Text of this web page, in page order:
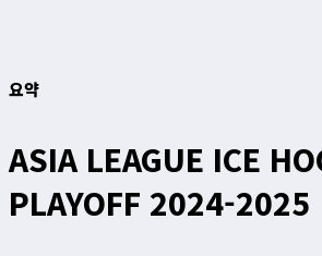
요약
ASIA LEAGUE ICE
PLAYOFF 2024-2025